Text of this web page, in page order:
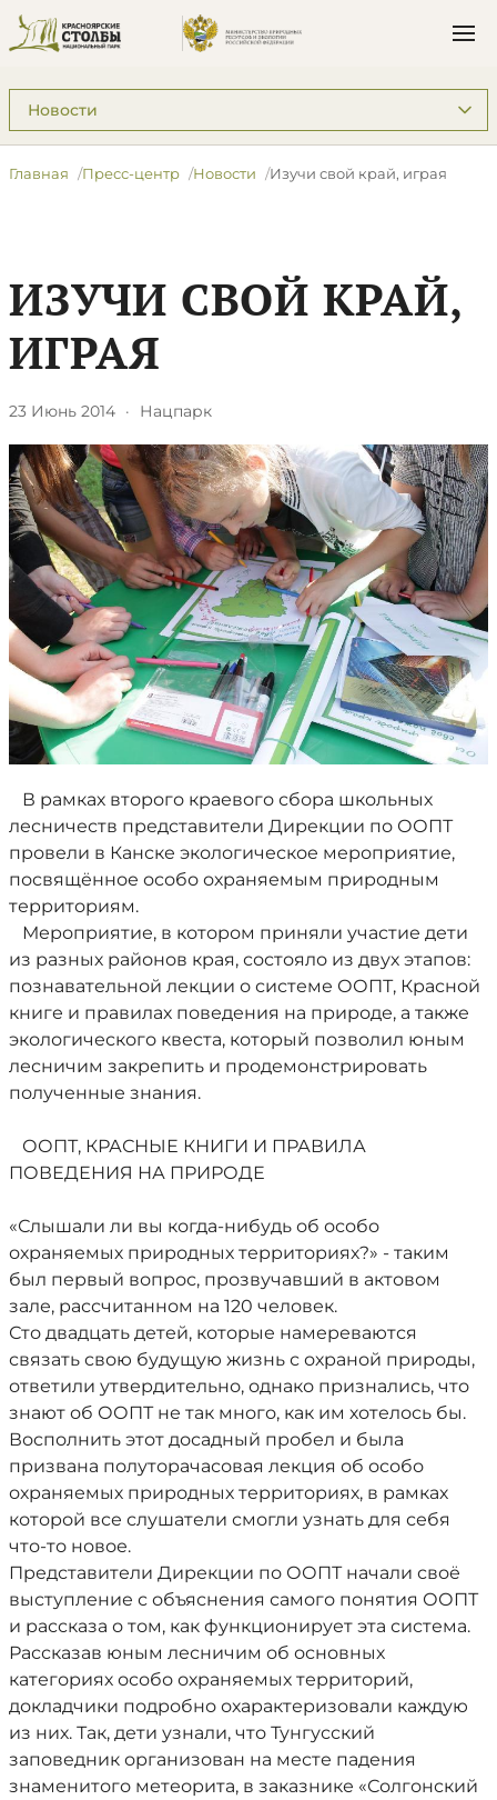
Подразделы: Пресс-центр
Главная Пресс-центр Новости Изучи свой край, играя
ИЗУЧИ СВОЙ КРАЙ,
ИГРАЯ
23 Июнь 2014 · Нацпарк
В рамках второго краевого сбора школьных
лесничеств представители Дирекции по ООПТ
провели в Канске экологическое мероприятие,
посвящённое особо охраняемым природным
территориям.
Мероприятие, в котором приняли участие дети
из разных районов края, состояло из двух этапов:
познавательной лекции о системе ООПТ, Красной
книге и правилах поведения на природе, а также
экологического квеста, который позволил юным
лесничим закрепить и продемонстрировать
полученные знания.
ООПТ, КРАСНЫЕ КНИГИ И ПРАВИЛА
ПОВЕДЕНИЯ НА ПРИРОДЕ
«Слышали ли вы когда-нибудь об особо
охраняемых природных территориях?» - таким
был первый вопрос, прозвучавший в актовом
зале, рассчитанном на 120 человек.
Сто двадцать детей, которые намереваются
связать свою будущую жизнь с охраной природы,
ответили утвердительно, однако признались, что
знают об ООПТ не так много, как им хотелось бы.
Восполнить этот досадный пробел и была
призвана полуторачасовая лекция об особо
охраняемых природных территориях, в рамках
которой все слушатели смогли узнать для себя
что-то новое.
Представители Дирекции по ООПТ начали своё
выступление с объяснения самого понятия ООПТ
и рассказа о том, как функционирует эта система.
Рассказав юным лесничим об основных
категориях особо охраняемых территорий,
докладчики подробно охарактеризовали каждую
из них. Так, дети узнали, что Тунгусский
заповедник организован на месте падения
знаменитого метеорита, в заказнике «Солгонский